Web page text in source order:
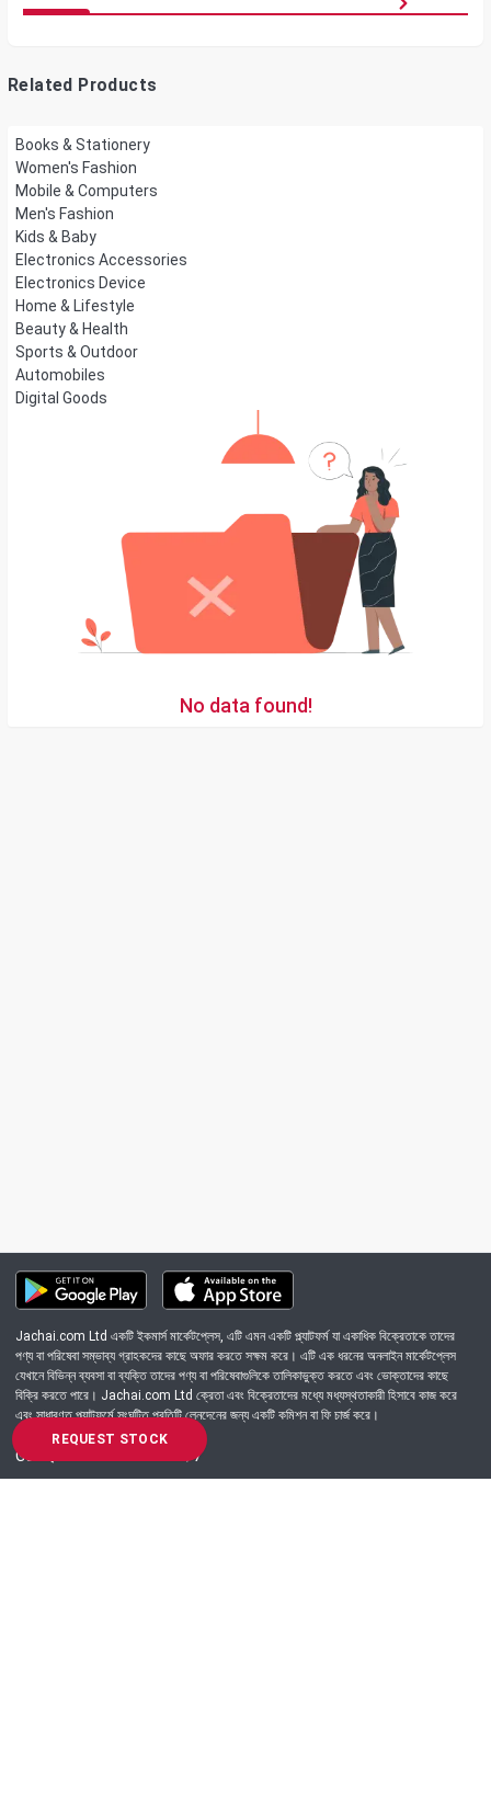
REQUEST STOCK
Related Products
Books & Stationery
Women's Fashion
Mobile & Computers
Men's Fashion
Kids & Baby
Electronics Accessories
Electronics Device
Home & Lifestyle
Beauty & Health
Sports & Outdoor
Automobiles
Digital Goods
No data found!
Jachai.com Ltd একটি ইকমার্স মার্কেটপ্লেস, এটি এমন একটি প্ল্যাটফর্ম যা একাধিক বিক্রেতাকে তাদের
পণ্য বা পরিষেবা সম্ভাব্য গ্রাহকদের কাছে অফার করতে সক্ষম করে। এটি এক ধরনের অনলাইন মার্কেটপ্লেস
যেখানে বিভিন্ন ব্যবসা বা ব্যক্তি তাদের পণ্য বা পরিষেবাগুলিকে তালিকাভুক্ত করতে এবং ভোক্তাদের কাছে
বিক্রি করতে পারে। Jachai.com Ltd ক্রেতা এবং বিক্রেতাদের মধ্যে মধ্যস্থতাকারী হিসাবে কাজ করে
এবং সাধারণত প্ল্যাটফর্মে সংঘটিত প্রতিটি লেনদেনের জন্য একটি কমিশন বা ফি চার্জ করে।
Got Question? Call us 24/7